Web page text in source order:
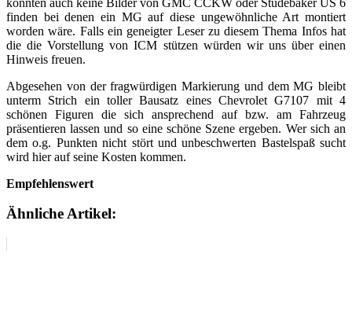
finden bei denen ein MG auf diese ungewöhnliche Art montiert
worden wäre. Falls ein geneigter Leser zu diesem Thema Infos hat
die die Vorstellung von ICM stützen würden wir uns über einen
Hinweis freuen.
Abgesehen von der fragwürdigen Markierung und dem MG bleibt
unterm Strich ein toller Bausatz eines Chevrolet G7107 mit 4
schönen Figuren die sich ansprechend auf bzw. am Fahrzeug
präsentieren lassen und so eine schöne Szene ergeben. Wer sich an
dem o.g. Punkten nicht stört und unbeschwerten Bastelspaß sucht
wird hier auf seine Kosten kommen.
Empfehlenswert
Ähnliche Artikel: